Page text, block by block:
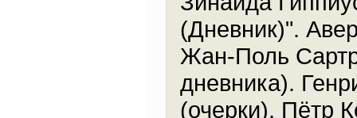
(Дневник)".
Жан-Поль
дневника).
(очерки). Пётр